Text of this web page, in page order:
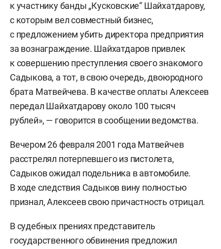
к участнику банды „Кусковские“ Шайхатдарову,
с которым вел совместный бизнес,
с предложением убить директора предприятия
за вознаграждение. Шайхатдаров привлек
к совершению преступления своего знакомого
Садыкова, а тот, в свою очередь, двоюродного
брата Матвейчева. В качестве оплаты Алексеев
передал Шайхатдарову около 100 тысяч
рублей», — говорится в сообщении ведомства.
Вечером 26 февраля 2001 года Матвейчев
расстрелял потерпевшего из пистолета,
Садыков ожидал подельника в автомобиле.
В ходе следствия Садыков вину полностью
признал, Алексеев свою причастность отрицал.
В судебных прениях представитель
государственного обвинения предложил